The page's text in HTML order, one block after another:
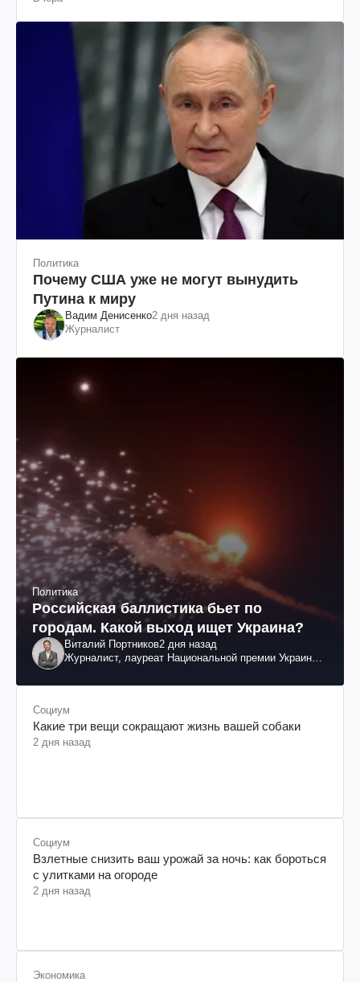
Политика
Почему США уже не могут вынудить
Путина к миру
Вадим Денисенко2 дня назад
Журналист
Политика
Российская баллистика бьет по
городам. Какой выход ищет Украина?
Виталий Портников2 дня назад
Журналист, лауреат Национальной премии Украины
Социум
Какие три вещи сокращают жизнь вашей собаки
2 дня назад
Социум
Взлетные снизить ваш урожай за ночь: как бороться
с улитками на огороде
2 дня назад
Экономика